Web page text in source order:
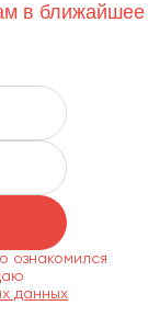
в ближайшее
ознакомился
данных